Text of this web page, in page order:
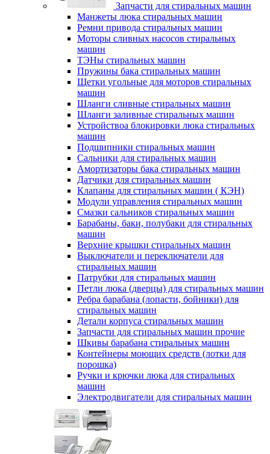
Запчасти для стиральных машин
Манжеты люка стиральных машин
Ремни привода стиральных машин
Моторы сливных насосов стиральных
машин
ТЭНы стиральных машин
Пружины бака стиральных машин
Щетки угольные для моторов стиральных
машин
Шланги сливные стиральных машин
Шланги заливные стиральных машин
Устройствоа блокировки люка стиральных
машин
Подшипники стиральных машин
Сальники для стиральных машин
Амортизаторы бака стиральных машин
Датчики для стиральных машин
Клапаны для стиральных машин ( КЭН)
Модули управления стиральных машин
Смазки сальников стиральных машин
Барабаны, баки, полубаки для стиральных
машин
Верхние крышки стиральных машин
Выключатели и переключатели для
стиральных машин
Патрубки для стиральных машин
Петли люка (дверцы) для стиральных машин
Ребра барабана (лопасти, бойники) для
стиральных машин
Детали корпуса стиральных машин
Запчасти для стиральных машин прочие
Шкивы барабана стиральных машин
Контейнеры моющих средств (лотки для
порошка)
Ручки и крючки люка для стиральных
машин
Электродвигатели для стиральных машин